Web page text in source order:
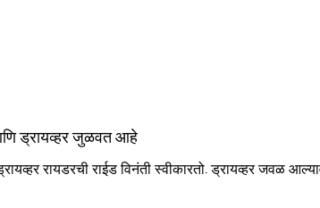
ड्रायव्हर जुळवत आहे
रायडरची राईड विनंती स्वीकारतो. ड्रायव्हर जवळ